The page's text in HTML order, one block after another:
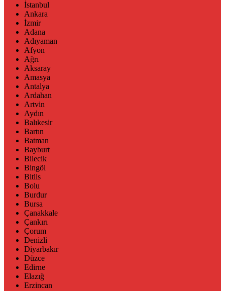
İstanbul
Ankara
İzmir
Adana
Adıyaman
Afyon
Ağrı
Aksaray
Amasya
Antalya
Ardahan
Artvin
Aydın
Balıkesir
Bartın
Batman
Bayburt
Bilecik
Bingöl
Bitlis
Bolu
Burdur
Bursa
Çanakkale
Çankırı
Çorum
Denizli
Diyarbakır
Düzce
Edirne
Elazığ
Erzincan